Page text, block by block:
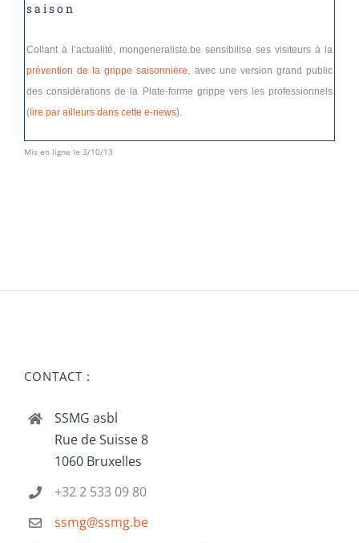
saison
Collant à l’actualité, mongeneraliste.be sensibilise ses visiteurs à la
prévention de la grippe saisonnière
, avec une version grand public
des considérations de la Plate-forme grippe vers les professionnels
(lire par ailleurs dans cette e-news).
Mis en ligne le 3/10/13
CONTACT :
SSMG asbl
Rue de Suisse 8
1060 Bruxelles
+32 2 533 09 80
ssmg@ssmg.be